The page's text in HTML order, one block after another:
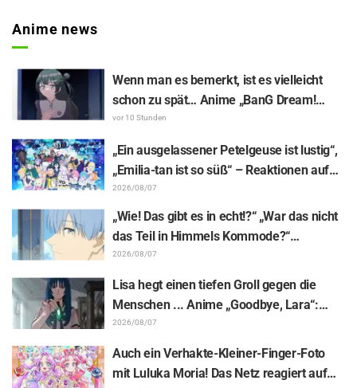
Anime news
Wenn man es bemerkt, ist es vielleicht
schon zu spät… Anime „BanG Dream!
Yume∞Mita“ Episode 8, Inhaltsangabe
vor 10 Stunden
„Ein ausgelassener Petelgeuse ist lustig“,
„Emilia-tan ist so süß“ – Reaktionen auf
das enthüllte Visuelle zum Event
anlässlich des 10-jährigen Anime-
Jubiläums von „Re:ZERO -Starting Life in
Another World-“
2026/08/07
„Wie! Das gibt es in echt!?“ „War das nicht
das Teil in Himmels Kommode?“
Enthüllung des „Horns des Dunklen
Drachen“ aus Episode 1 von „Frieren –
Nach dem Ende der Reise“ versetzt Fans
in Erstaunen
2026/08/07
Lisa hegt einen tiefen Groll gegen die
Menschen ... Anime „Goodbye, Lara“:
Synopsis und Vorab-Screenshots zu Folge
6 veröffentlicht
2026/08/07
Auch ein Verhakte-Kleiner-Finger-Foto
mit Luluka Moria! Das Netz reagiert auf